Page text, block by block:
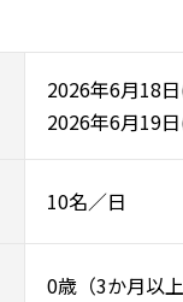
2026年6月18
2026年6月19
10名／日
0歳（3か月以